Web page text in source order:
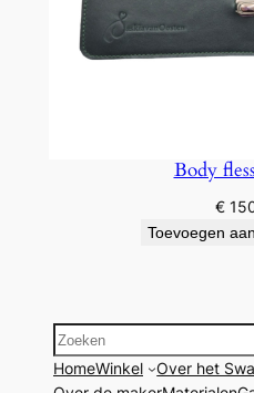
Body
€
Toevoegen
Zoeken
HomeWinkel
Over het